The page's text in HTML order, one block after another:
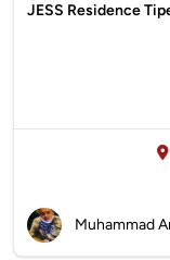
JESS Residence
Muhammad